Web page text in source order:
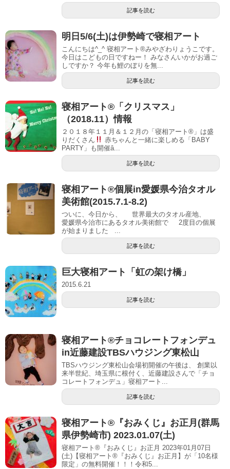
記事を読む
明日5/6(土)は伊勢崎で寝相アート
こんにちは^_^ 寝相アート®︎みやざわりょうこです。
今日はこどもの日ですねー！ みなさんいかがお過ご
しですか？ 今年も鯉のぼりを無...
記事を読む
寝相アート®「クリスマス」
（2018.11）情報
２０１８年１１月＆１２月の「寝相アート®」は盛
りだくさん
赤ちゃんと一緒に楽しめる「BABY
PARTY」も開催ȃ...
記事を読む
寝相アート®個展in愛媛県今治タオル
美術館(2015.7.1-8.2)
ついに、今日から、 世界最大のタオル産地、
愛媛県今治市にあるタオル美術館で 2度目の個展
が始まりました ...
記事を読む
巨大寝相アート「虹の架け橋」
2015.6.21
記事を読む
寝相アート®︎チョコレートフォンデュ
in近藤建設TBSハウジング東松山
TBSハウジング東松山会場初開催の午後は、 創業以
来半世紀、埼玉県に根付く、近藤建設さんで「チョ
コレートフォンデュ」寝相アート...
記事を読む
寝相アート®︎『おみくじ』お正月(群馬
県伊勢崎市) 2023.01.07(土)
寝相アート®『おみくじ』お正月 2023年01月07日
(土)【寝相アート®︎『おみくじ』お正月】が「10名様
限定」の無料開催！！！令和5...